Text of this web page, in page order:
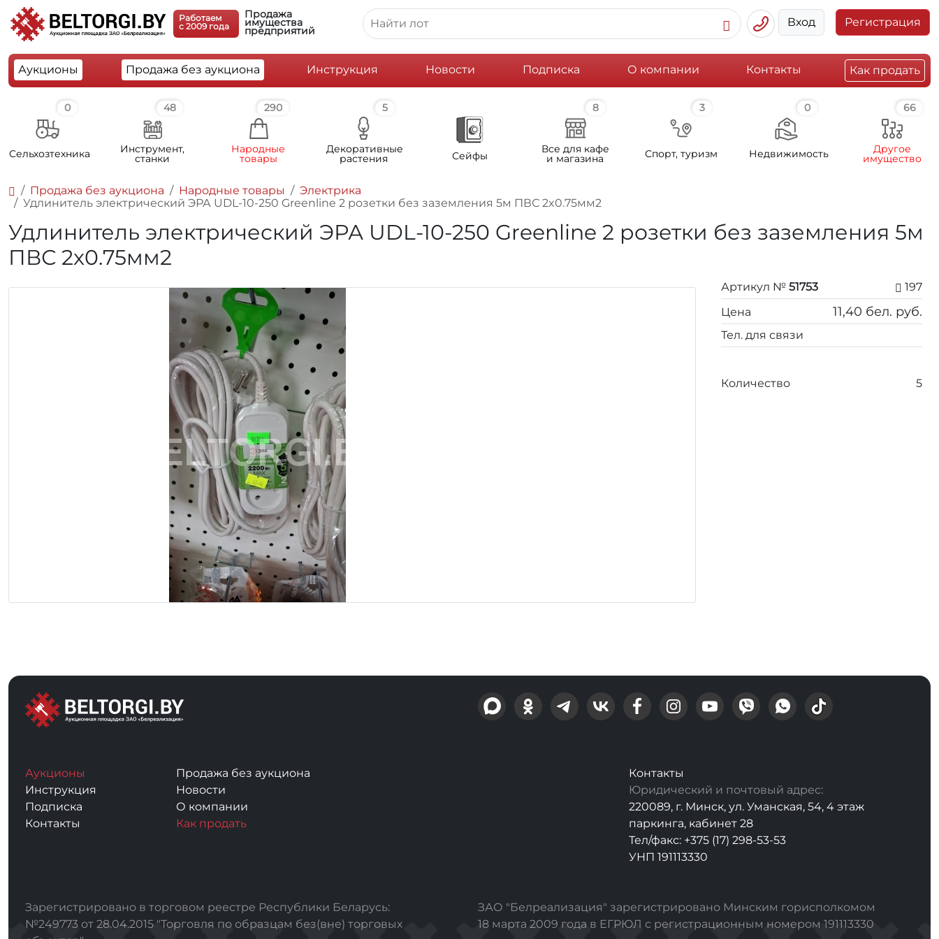
Работаем
c 2009 года
Продажа
имущества
предприятий
Вход Регистрация
Аукционы Продажа без аукциона Инструкция Новости Подписка О компании Контакты Как продать
0
Cельхозтехника
48
Инструмент,
станки
290
Народные
товары
5
Декоративные
растения Сейфы
8
Все для кафе
и магазина
3
Спорт, туризм
0
Недвижимость
66
Другое
имущество
Продажа без аукциона Народные товары
Электрика
Удлинитель электрический ЭРА UDL-10-250 Greenline 2 розетки без заземления 5м ПВС 2x0.75мм2
Удлинитель электрический ЭРА UDL-10-250 Greenline 2 розетки без заземления 5м
ПВС 2x0.75мм2
Артикул № 51753
197
Цена
11,40 бел. руб.
Тел. для связи
Количество 5
Аукционы
Продажа без аукциона
Инструкция
Новости
Подписка
О компании
Контакты
Как продать
Контакты
Юридический и почтовый адрес:
220089, г. Минск, ул. Уманская, 54, 4 этаж
паркинга, кабинет 28
Тел/факс: +375 (17) 298-53-53
УНП 191113330
Зарегистрировано в торговом реестре Республики Беларусь:
№249773 от 28.04.2015 "Торговля по образцам без(вне) торговых
ЗАО "Белреализация" зарегистрировано Минским горисполкомом
18 марта 2009 года в ЕГРЮЛ с регистрационным номером 191113330